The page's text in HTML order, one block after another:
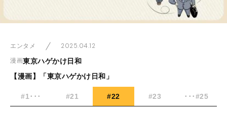
エンタメ 2025.04.12
漫画東京ハゲかけ日和
【漫画】「東京ハゲかけ日和」
#1･･･ #21 #22 #23 ･･･#25